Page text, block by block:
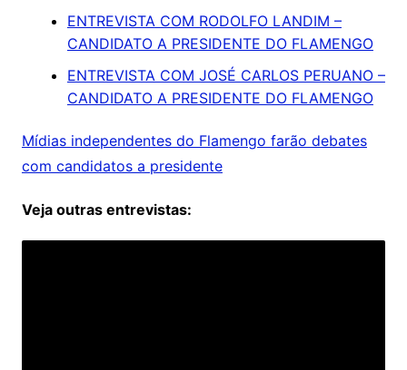
ENTREVISTA COM RODOLFO LANDIM –
CANDIDATO A PRESIDENTE DO FLAMENGO
ENTREVISTA COM JOSÉ CARLOS PERUANO –
CANDIDATO A PRESIDENTE DO FLAMENGO
Mídias independentes do Flamengo farão debates
com candidatos a presidente
Veja outras entrevistas: